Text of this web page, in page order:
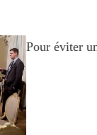
Pour éviter